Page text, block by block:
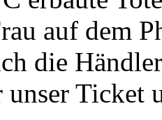
auf dem
die
Ticket